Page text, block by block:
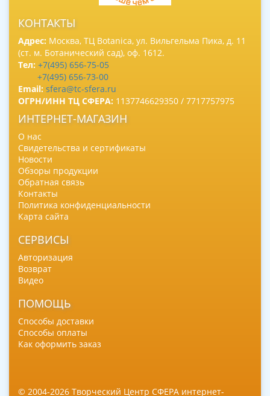
КОНТАКТЫ
Адрес: Москва, ТЦ Botanica, ул. Вильгельма Пика, д. 11
(ст. м. Ботанический сад), оф. 1612.
Тел: +7(495) 656-75-05
+7(495) 656-73-00
Email: sfera@tc-sfera.ru
ОГРН/ИНН ТЦ СФЕРА: 1137746629350 / 7717757975
ИНТЕРНЕТ-МАГАЗИН
О нас
Свидетельства и сертификаты
Новости
Обзоры продукции
Обратная связь
Контакты
Политика конфиденциальности
Карта сайта
СЕРВИСЫ
Авторизация
Возврат
Видео
ПОМОЩЬ
Способы доставки
Способы оплаты
Как оформить заказ
© 2004-2026 Творческий Центр СФЕРА интернет-